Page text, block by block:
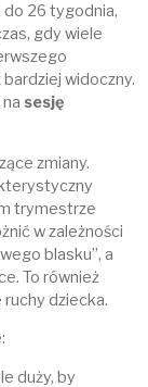
26 tygodnia,
gdy wiele
widoczny.
sesję
zmiany.
trymestrze
w zależności
blasku”, a
To również
dziecka.
duży, by